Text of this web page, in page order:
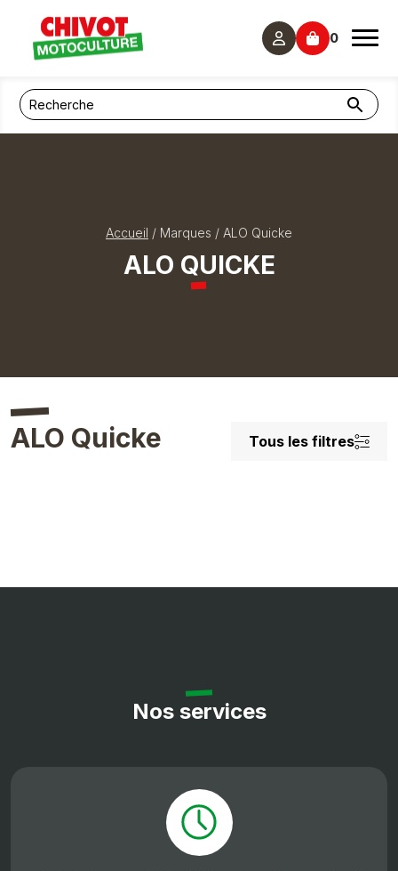
0
Accueil / Marques / ALO Quicke
ALO QUICKE
ALO Quicke Tous les filtres
Nos services